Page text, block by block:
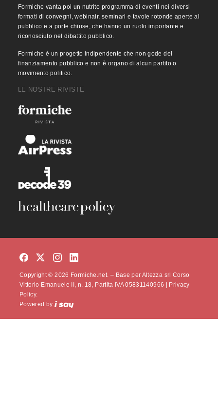
Formiche vanta poi un nutrito programma di eventi nei diversi
formati di convegni, webinair, seminari e tavole rotonde aperte al
pubblico e a porte chiuse, che hanno un ruolo importante e
riconosciuto nel dibattito pubblico.
Formiche è un progetto indipendente che non gode del
finanziamento pubblico e non è organo di alcun partito o
movimento politico.
LE NOSTRE RIVISTE
Copyright © 2026 Formiche.net. – Base per Altezza srl Corso
Vittorio Emanuele II, n. 18, Partita IVA 05831140966 |
Privacy
Policy.
Powered by